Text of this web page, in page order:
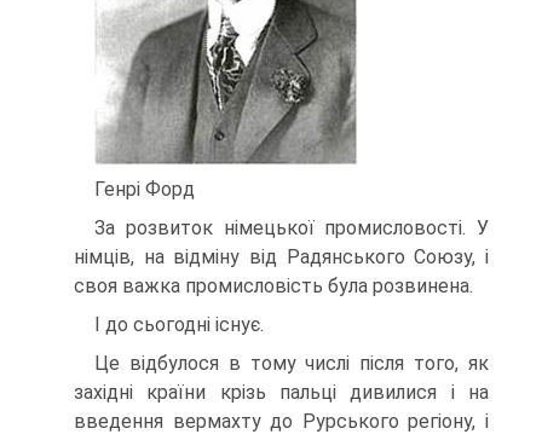
Генрі Форд
За розвиток німецької промис­ловості. У
німців, на відміну від Радянського Союзу, і
своя важка промисловість була розвинена.
І до сьогодні існує.
Це відбулося в тому числі після того, як
західні країни крізь пальці дивилися і на
введення вермахту до Рурського регіону, і